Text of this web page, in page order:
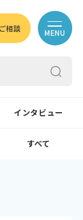
相談 MENU
インタビュー
すべて